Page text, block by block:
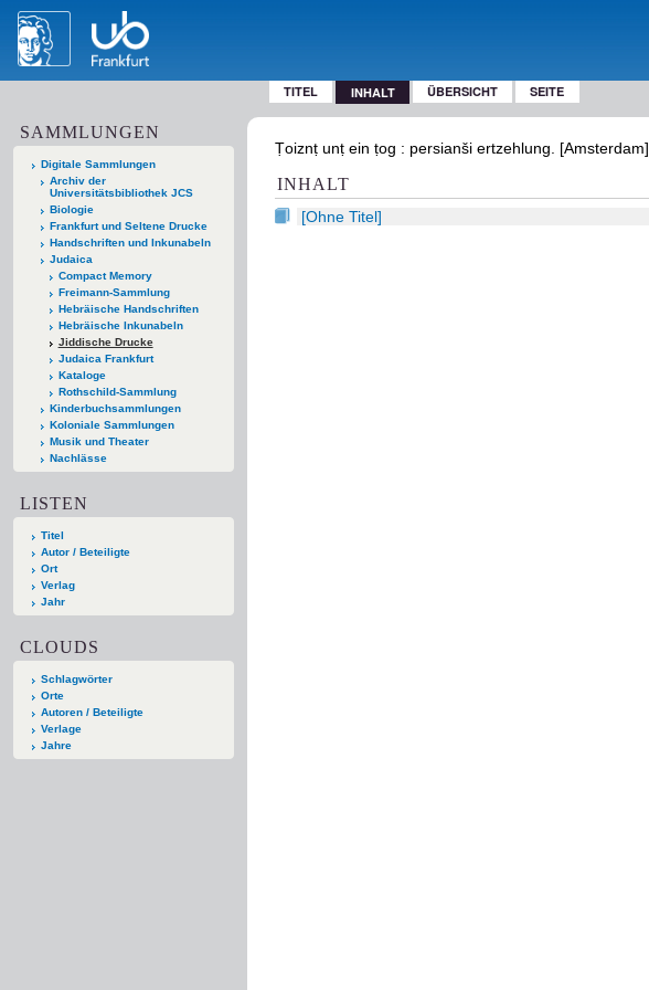
TITEL INHALT ÜBERSICHT SEITE
SAMMLUNGEN
Digitale Sammlungen
Archiv der
Universitätsbibliothek JCS
Biologie
Frankfurt und Seltene Drucke
Handschriften und Inkunabeln
Judaica
Compact Memory
Freimann-Sammlung
Hebräische Handschriften
Hebräische Inkunabeln
Jiddische Drucke
Judaica Frankfurt
Kataloge
Rothschild-Sammlung
Kinderbuchsammlungen
Koloniale Sammlungen
Musik und Theater
Nachlässe
LISTEN
Titel
Autor / Beteiligte
Ort
Verlag
Jahr
CLOUDS
Schlagwörter
Orte
Autoren / Beteiligte
Verlage
Jahre
Ṭoiznṭ unṭ ein ṭog : persianši ertzehlung. [Amsterdam]
INHALT
[Ohne Titel]